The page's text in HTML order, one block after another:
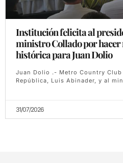
Institución felicita al
ministro Collado por
histórica para Juan Dolio
Juan Dolio .- Metro Country
República, Luis Abinader, y al
31/07/2026